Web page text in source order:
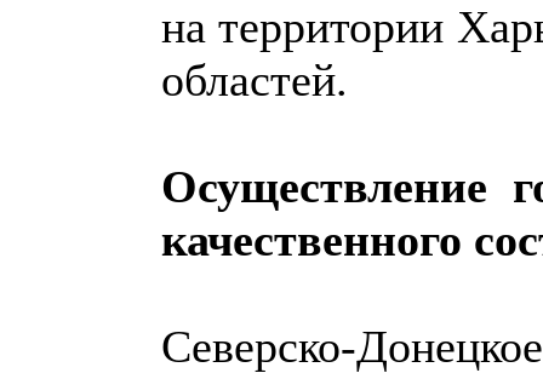
на территории
областей.
Осуществление
качественного
Северско-